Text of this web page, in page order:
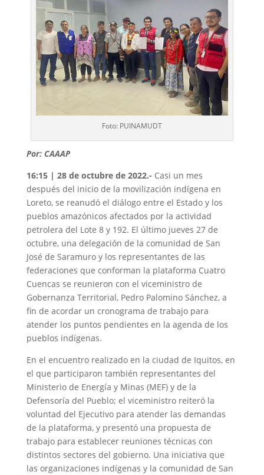
Foto: PUINAMUDT
Por: CAAAP
16:15 | 28 de octubre de 2022.- Casi un mes
después del inicio de la movilización indígena en
Loreto, se reanudó el diálogo entre el Estado y los
pueblos amazónicos afectados por la actividad
petrolera del Lote 8 y 192. El último jueves 27 de
octubre, una delegación de la comunidad de San
José de Saramuro y los representantes de las
federaciones que conforman la plataforma Cuatro
Cuencas se reunieron con el viceministro de
Gobernanza Territorial, Pedro Palomino Sánchez, a
fin de acordar un cronograma de trabajo para
atender los puntos pendientes en la agenda de los
pueblos indígenas.
En el encuentro realizado en la ciudad de Iquitos, en
el que participaron también representantes del
Ministerio de Energía y Minas (MEF) y de la
Defensoría del Pueblo; el viceministro reiteró la
voluntad del Ejecutivo para atender las demandas
de la plataforma, y presentó una propuesta de
trabajo para establecer reuniones técnicas con
distintos sectores del gobierno. Una iniciativa que
las organizaciones indígenas y la comunidad de San